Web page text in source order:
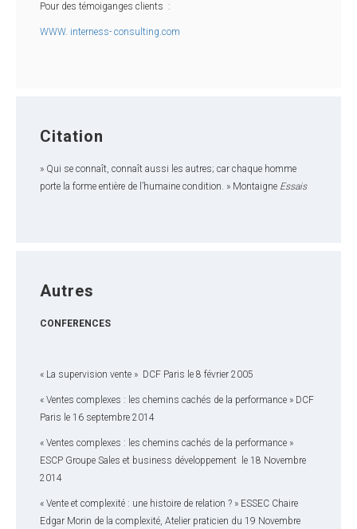
Pour des témoiganges clients :
WWW. interness- consulting.com
Citation
» Qui se connaît, connaît aussi les autres; car chaque homme
porte la forme entière de l’humaine condition. » Montaigne Essais
Autres
CONFERENCES
« La supervision vente » DCF Paris le 8 février 2005
« Ventes complexes : les chemins cachés de la performance » DCF
Paris le 16 septembre 2014
« Ventes complexes : les chemins cachés de la performance »
ESCP Groupe Sales et business développement le 18 Novembre
2014
« Vente et complexité : une histoire de relation ? » ESSEC Chaire
Edgar Morin de la complexité, Atelier praticien du 19 Novembre